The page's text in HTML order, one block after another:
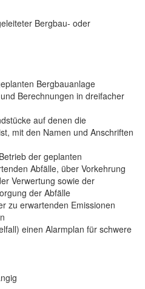
Bergbau- oder
Bergbauanlage
Berechnungen in dreifacher
auf denen die
mit den Namen und Anschriften
der geplanten
Abfälle, über Vorkehrung
Verwertung sowie der
der Abfälle
zu erwartenden Emissionen
einen Alarmplan für schwere